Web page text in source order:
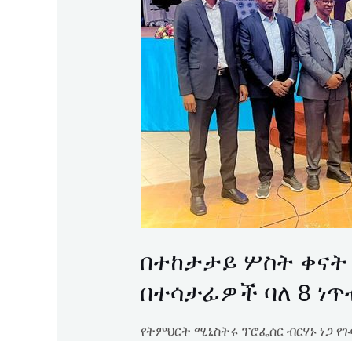
በተከታታይ ሦስት
በተሳታፊዎች ባለ 8
የትምህርት ሚኒስትሩ ፕሮፌሰር ብርሃኑ ነጋ
የቆየው
31ኛው
የትምህርት
በተሳታፊዎች
8
ነጥብ
የአቋም
በማውጣት